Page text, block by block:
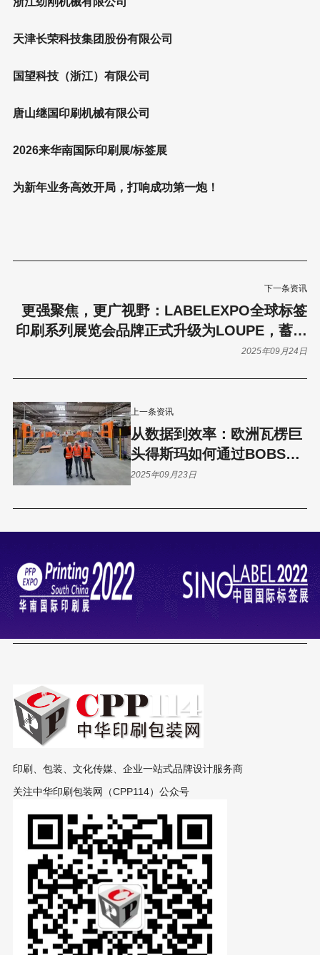
天津长荣科技集团股份有限公司
国望科技（浙江）有限公司
唐山继国印刷机械有限公司
2026来华南国际印刷展/标签展
为新年业务高效开局，打响成功第一炮！
上一条资讯
从数据到效率：欧洲瓦楞巨
头得斯玛如何通过BOBST
CONNECT推进数字化升
2025年09月23日
下一条资讯
更强聚焦，更广视野：LABELEXPO全球标签
印刷系列展览会品牌正式升级为LOUPE，蓄势
迎接2026年
2025年09月24日
印刷、包装、文化传媒、企业一站式品牌设计服务商
关注中华印刷包装网（CPP114）公众号